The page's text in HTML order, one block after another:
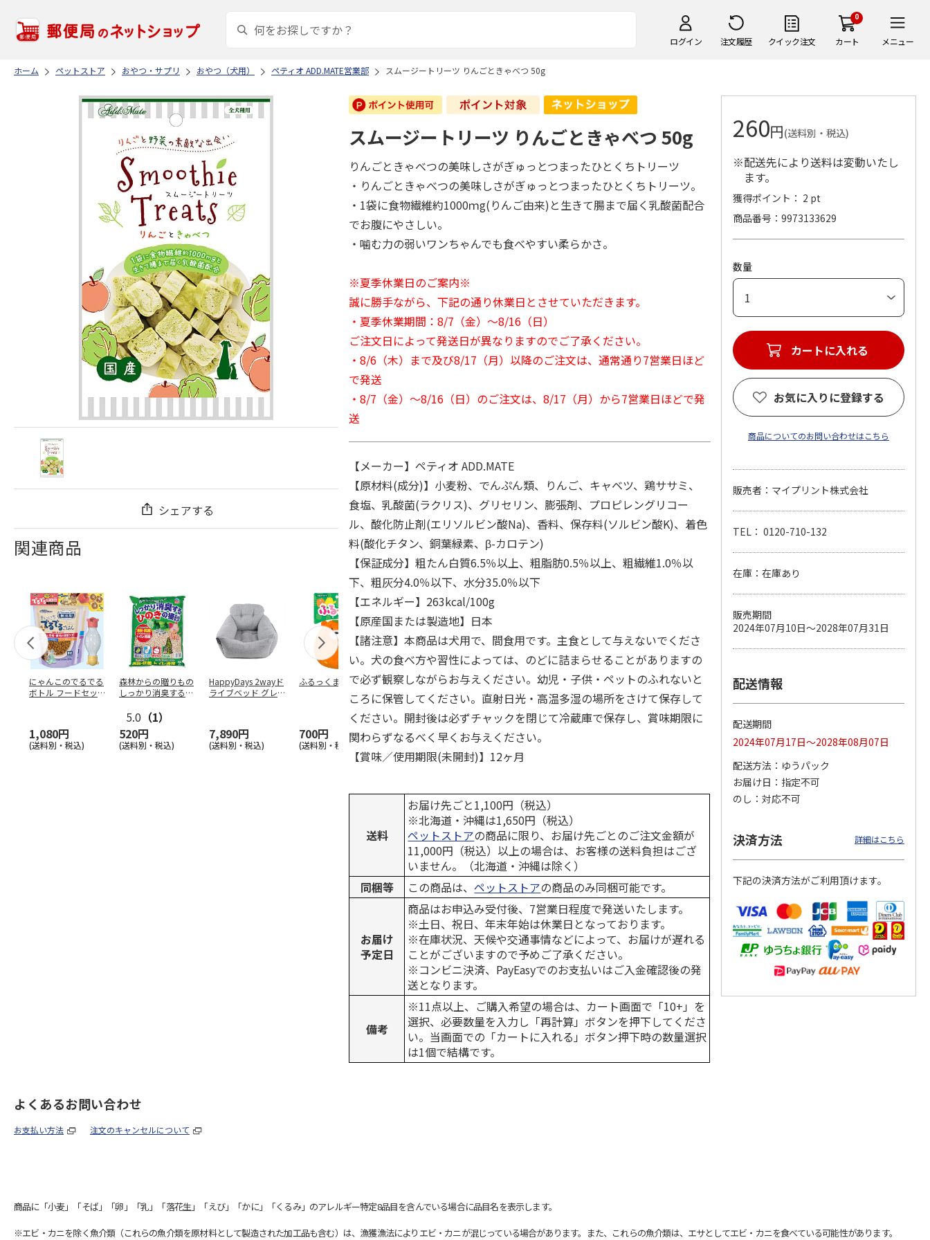
ログイン 注文履歴 クイック注文
0
カート メニュー
ホーム ペットストア おやつ・サプリ おやつ（犬用） ペティオ ADD.MATE営業部 スムージートリーツ りんごときゃべつ 50g
シェアする
関連商品
にゃんこのでるでる
ボトル フードセッ
1,080円
(送料別・税込)
森林からの贈りもの
しっかり消臭するひ
5.0 （1）
520円
(送料別・税込)
HappyDays 2wayド
ライブベッド グレ
7,890円
(送料別・税込)
ふるっくま みかん
700円
(送料別・税込)
デオトイレ 飛び散
らない消臭・抗菌サ
ンド 4L
1,320円
(送料別・税込)
獣医師開発 ニオイ
をとる砂専用 猫ト
イレ ナチュラルグ
レー
1,550円
(送料別・税込)
無添加良品 カムカ
ムデンタルコーン
ぐるぐるボーン型 S
…
銀のスプーン パウ
チ 健康に育つ子ね
こ用 まぐろ・かつ
おに…
ペット線香 虹のか
なた フルーティフ
ローラルの香り
590円
(送料別・税込)
えBOX とりささ…
380円
(送料別・税込)
スムージートリーツ りんごときゃべつ 50g
りんごときゃべつの美味しさがぎゅっとつまったひとくちトリーツ
・りんごときゃべつの美味しさがぎゅっとつまったひとくちトリーツ。
・1袋に食物繊維約1000ｍg(りんご由来)と生きて腸まで届く乳酸菌配合
でお腹にやさしい。
・噛む力の弱いワンちゃんでも食べやすい柔らかさ。
※夏季休業日のご案内※
誠に勝手ながら、下記の通り休業日とさせていただきます。
・夏季休業期間：8/7（金）～8/16（日）
ご注文日によって発送日が異なりますのでご了承ください。
・8/6（木）まで及び8/17（月）以降のご注文は、通常通り7営業日ほど
で発送
・8/7（金）～8/16（日）のご注文は、8/17（月）から7営業日ほどで発
送
【メーカー】ペティオ ADD.MATE
【原材料(成分)】小麦粉、でんぷん類、りんご、キャベツ、鶏ササミ、
食塩、乳酸菌(ラクリス)、グリセリン、膨張剤、プロピレングリコー
ル、酸化防止剤(エリソルビン酸Na)、香料、保存料(ソルビン酸K)、着色
料(酸化チタン、銅葉緑素、β-カロテン)
【保証成分】粗たん白質6.5％以上、粗脂肪0.5％以上、粗繊維1.0％以
下、粗灰分4.0％以下、水分35.0％以下
【エネルギー】263kcal/100g
【原産国または製造地】日本
【諸注意】本商品は犬用で、間食用です。主食として与えないでくださ
い。犬の食べ方や習性によっては、のどに詰まらせることがありますの
で必ず観察しながらお与えください。幼児・子供・ペットのふれないと
ころに保管してください。直射日光・高温多湿の場所をさけて保存して
ください。開封後は必ずチャックを閉じて冷蔵庫で保存し、賞味期限に
関わらずなるべく早くお与えください。
【賞味／使用期限(未開封)】12ヶ月
送料
お届け先ごと1,100円（税込）
※北海道・沖縄は1,650円（税込）
ペットストアの商品に限り、お届け先ごとのご注文金額が
11,000円（税込）以上の場合は、お客様の送料負担はござ
いません。（北海道・沖縄は除く）
同梱等
この商品は、ペットストアの商品のみ同梱可能です。
お届け
予定日
商品はお申込み受付後、7営業日程度で発送いたします。
※土日、祝日、年末年始は休業日となっております。
※在庫状況、天候や交通事情などによって、お届けが遅れる
ことがございますので予めご了承ください。
※コンビニ決済、PayEasyでのお支払いはご入金確認後の発
送となります。
備考
※11点以上、ご購入希望の場合は、カート画面で「10+」を
選択、必要数量を入力し「再計算」ボタンを押下してくださ
い。当画面での「カートに入れる」ボタン押下時の数量選択
は1個で結構です。
260円(送料別・税込)
※配送先により送料は変動いたし
ます。
獲得ポイント： 2 pt
商品番号
9973133629
数量
カートに入れる
お気に入りに登録する
商品についてのお問い合わせはこちら
販売者：マイプリント株式会社
TEL： 0120-710-132
在庫：在庫あり
販売期間
2024年07月10日～2028年07月31日
配送情報
配送期間
2024年07月17日～2028年08月07日
配送方法
ゆうパック
お届け日
指定不可
のし
対応不可
決済方法 詳細はこちら
下記の決済方法がご利用頂けます。
よくあるお問い合わせ
お支払い方法 注文のキャンセルについて
商品に「小麦」「そば」「卵」「乳」「落花生」「えび」「かに」「くるみ」のアレルギー特定8品目を含んでいる場合に品目名を表示します。
※エビ・カニを除く魚介類（これらの魚介類を原材料として製造された加工品も含む）は、漁獲漁法によりエビ・カニが混じっている場合があります。また、これらの魚介類は、エサとしてエビ・カニを食べている可能性があります。